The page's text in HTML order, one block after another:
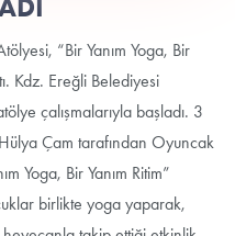
“Bir Yanım Yoga, Bir
Kdz. Ereğli Belediyesi
çalışmalarıyla başladı. 3
Çam tarafından Oyuncak
Yoga, Bir Yanım Ritim”
birlikte yoga yaparak,